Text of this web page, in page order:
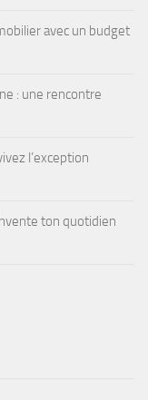
avec un budget
: une rencontre
l’exception
ton quotidien